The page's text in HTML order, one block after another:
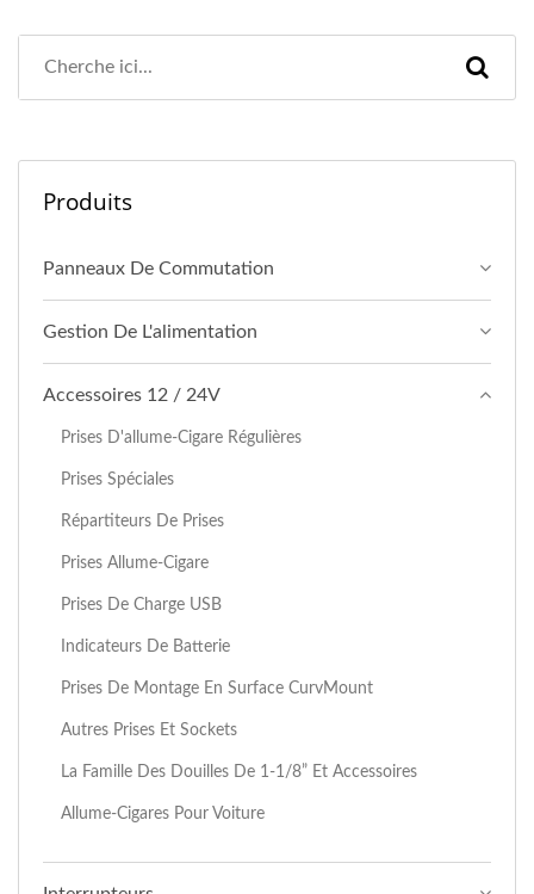
Produits
Panneaux De Commutation
Gestion De L'alimentation
Accessoires 12 / 24V
Prises D'allume-Cigare Régulières
Prises Spéciales
Répartiteurs De Prises
Prises Allume-Cigare
Prises De Charge USB
Indicateurs De Batterie
Prises De Montage En Surface CurvMount
Autres Prises Et Sockets
La Famille Des Douilles De 1-1/8” Et Accessoires
Allume-Cigares Pour Voiture